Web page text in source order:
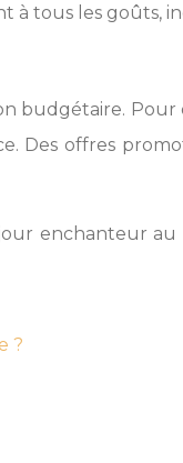
à tous les
budgétaire.
Des offres
enchanteur
?